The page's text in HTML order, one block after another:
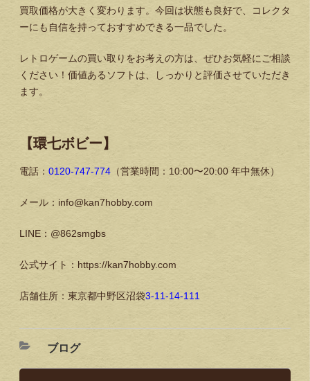
買取価格が大きく変わります。今回は状態も良好で、コレクタ
ーにも自信を持っておすすめできる一品でした。
レトロゲームの買い取りをお考えの方は、ぜひお気軽にご相談
ください！価値あるソフトは、しっかりと評価させていただき
ます。
【環七ボビー】
電話： 0120-747-774 （営業時間：10:00〜20:00 年中無休）
メール：info@kan7hobby.com
LINE：@862smgbs
公式サイト：https://kan7hobby.com
店舗住所：東京都中野区沼袋3-11-14-111
ブログ